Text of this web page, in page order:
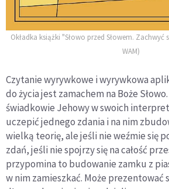
Okładka książki "Słowo przed Słowem. Zachwyć
WAM)
Czytanie wyrywkowe i wyrywkowa
do życia jest zamachem na Boże
świadkowie Jehowy w swoich
uczepić jednego zdania i na nim
wielką teorię, ale jeśli nie weźmie się
zdań, jeśli nie spojrzy się na całość
przypomina to budowanie zamku z
w nim zamieszkać. Może prezentować